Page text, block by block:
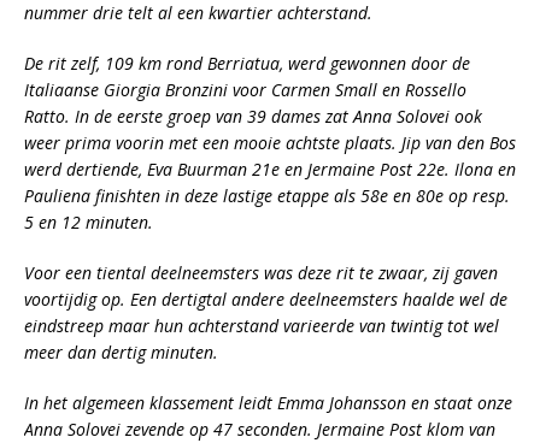
nummer drie telt al een kwartier achterstand.
De rit zelf, 109 km rond Berriatua, werd gewonnen door de
Italiaanse Giorgia Bronzini voor Carmen Small en Rossello
Ratto. In de eerste groep van 39 dames zat Anna Solovei ook
weer prima voorin met een mooie achtste plaats. Jip van den Bos
werd dertiende, Eva Buurman 21e en Jermaine Post 22e. Ilona en
Pauliena finishten in deze lastige etappe als 58e en 80e op resp.
5 en 12 minuten.
Voor een tiental deelneemsters was deze rit te zwaar, zij gaven
voortijdig op. Een dertigtal andere deelneemsters haalde wel de
eindstreep maar hun achterstand varieerde van twintig tot wel
meer dan dertig minuten.
In het algemeen klassement leidt Emma Johansson en staat onze
Anna Solovei zevende op 47 seconden. Jermaine Post klom van